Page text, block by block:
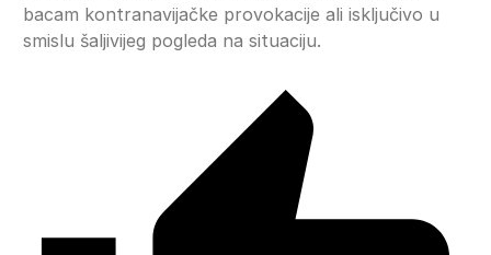
bacam kontranavijačke provokacije ali isključivo u
smislu šaljivijeg pogleda na situaciju.